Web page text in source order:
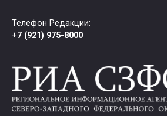
Телефон Редакции:
+7 (921) 975-8000